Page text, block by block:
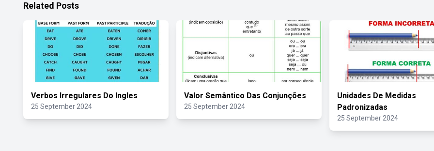
Related Posts
Verbos Irregulares Do Ingles
25 September 2024
Valor Semântico Das Conjunções
25 September 2024
Unidades De Medidas
Padronizadas
25 September 2024